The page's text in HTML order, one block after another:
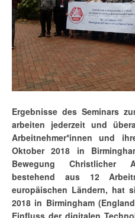
Ergebnisse des Seminars
arbeiten jederzeit und
Arbeitnehmer*innen und
Oktober 2018 in
Bewegung Christlicher
bestehend aus 12
europäischen Ländern, hat
2018 in Birmingham
Einfluss der digitalen